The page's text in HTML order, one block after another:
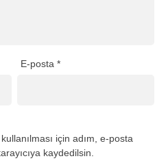
E-posta*
için adım, e-posta
kaydedilsin.